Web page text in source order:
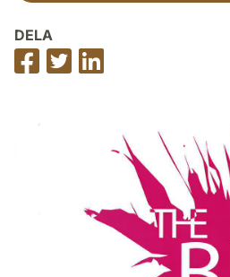
DELA
Dela
på
Dela
på
på